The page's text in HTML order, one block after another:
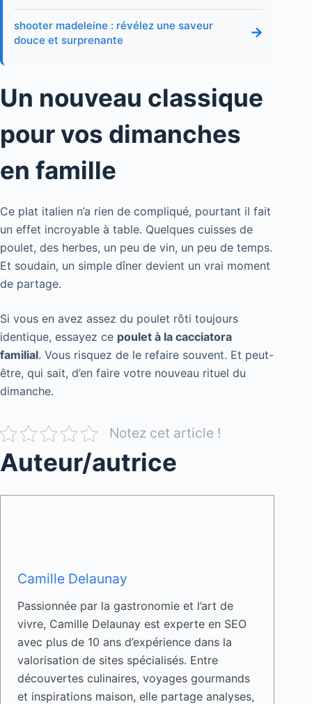
shooter madeleine : révélez une saveur
douce et surprenante
→
Un nouveau classique
pour vos dimanches
en famille
Ce plat italien n’a rien de compliqué, pourtant il fait
un effet incroyable à table. Quelques cuisses de
poulet, des herbes, un peu de vin, un peu de temps.
Et soudain, un simple dîner devient un vrai moment
de partage.
Si vous en avez assez du poulet rôti toujours
identique, essayez ce poulet à la cacciatora
familial. Vous risquez de le refaire souvent. Et peut-
être, qui sait, d’en faire votre nouveau rituel du
dimanche.
Notez cet article !
Auteur/autrice
Camille Delaunay
Passionnée par la gastronomie et l’art de
vivre, Camille Delaunay est experte en SEO
avec plus de 10 ans d’expérience dans la
valorisation de sites spécialisés. Entre
découvertes culinaires, voyages gourmands
et inspirations maison, elle partage analyses,